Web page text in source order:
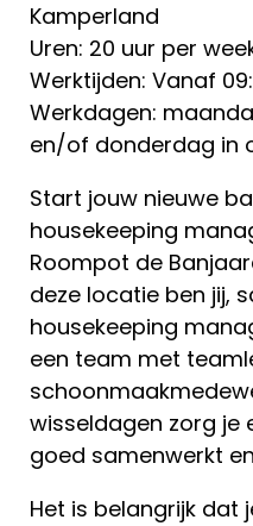
Kamperland
Uren: 20 uur per
Werktijden: Vanaf
Werkdagen:
en/of donderdag in
Start jouw nieuwe
housekeeping
Roompot de
deze locatie ben jij,
housekeeping
een team met
wisseldagen zorg
goed samenwerkt
Het is belangrijk dat